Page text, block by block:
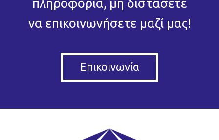
πληροφορία, μη διστάσετε
να επικοινωνήσετε μαζί μας!
Επικοινωνία